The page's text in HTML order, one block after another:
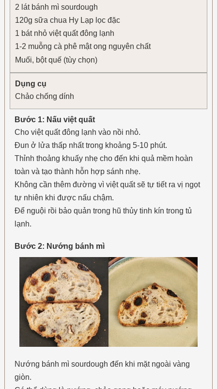
2 lát bánh mì sourdough
120g sữa chua Hy Lạp lọc đặc
1 bát nhỏ việt quất đông lạnh
1-2 muỗng cà phê mật ong nguyên chất
Muối, bột quế (tùy chọn)
Dụng cụ
Chảo chống dính
Bước 1: Nấu việt quất
Cho việt quất đông lạnh vào nồi nhỏ.
Đun ở lửa thấp nhất trong khoảng 5-10 phút.
Thỉnh thoảng khuấy nhẹ cho đến khi quả mềm hoàn
toàn và tạo thành hỗn hợp sánh nhẹ.
Không cần thêm đường vì việt quất sẽ tự tiết ra vị ngọt
tự nhiên khi được nấu chậm.
Để nguội rồi bảo quản trong hũ thủy tinh kín trong tủ
lạnh.
Bước 2: Nướng bánh mì
Nướng bánh mì sourdough đến khi mặt ngoài vàng
giòn.